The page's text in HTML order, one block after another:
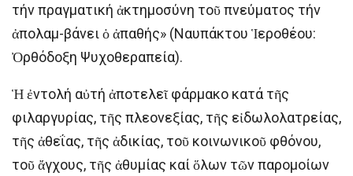
τήν πραγματική ἀκτημοσύνη τοῦ πνεύματος τήν
ἀπολαμ-βάνει ὁ ἀπαθής» (Ναυπάκτου Ἱεροθέου:
Ὀρθόδοξη Ψυχοθεραπεία).
Ἡ ἐντολή αὐτή ἀποτελεῖ φάρμακο κατά τῆς
φιλαργυρίας, τῆς πλεονεξίας, τῆς εἰδωλολατρείας,
τῆς ἀθεΐας, τῆς ἀδικίας, τοῦ κοινωνικοῦ φθόνου,
τοῦ ἄγχους, τῆς ἀθυμίας καί ὅλων τῶν παρομοίων